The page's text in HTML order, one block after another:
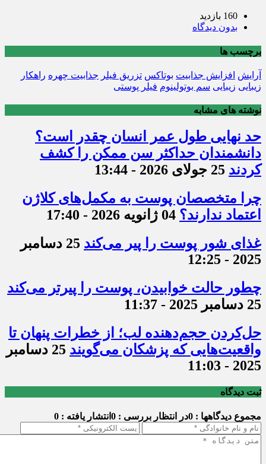
160 بازدید
بدون دیدگاه
برچسب ها
آرایش افزایش جذابیت بوتاکس تزریق فیلر جذابیت چهره راهکار
زیبایی زیبایی سم بوتولینوم فیلر پوستی
نوشته های مشابه
حد نهایی طول عمر انسان چقدر است؟
دانشمندان حداکثر سن ممکن را کشف
کردند 25 جولای 2026 - 13:44
چرا متخصصان پوست به مکمل‌های کلاژن
اعتماد ندارند؟ 04 ژانویه 2026 - 17:40
غذای شور پوست را پیر می‌کند
25 دسامبر
2025 - 12:25
چطور حالت خوابیدن، پوست را پیرتر می‌کند
25 دسامبر 2025 - 11:37
حل‌کردن حجم‌دهنده لب؛ از خطرات پنهان تا
واقعیت‌هایی که پزشکان می‌گویند
25 دسامبر
2025 - 11:03
ثبت دیدگاه
مجموع دیدگاهها : 0 در انتظار بررسی : 0 انتشار یافته : 0